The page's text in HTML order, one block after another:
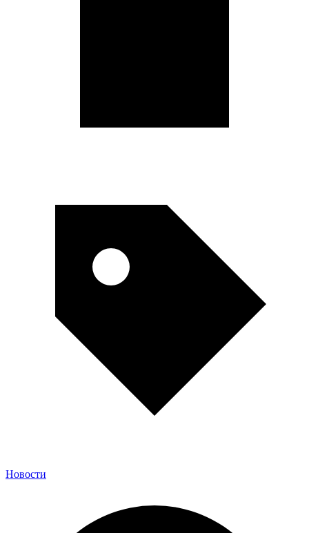
Новости